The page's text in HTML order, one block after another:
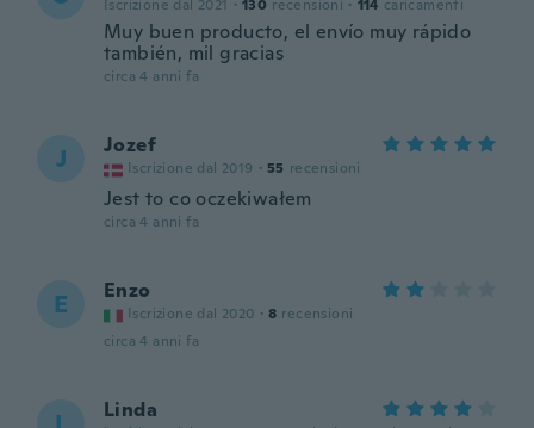
Iscrizione dal 2021 · 130 recensioni · 114 caricamenti
Muy buen producto, el envío muy rápido
también, mil gracias
circa 4 anni fa
J Jozef
Iscrizione dal 2019 · 55 recensioni
Jest to co oczekiwałem
circa 4 anni fa
E Enzo
Iscrizione dal 2020 · 8 recensioni
circa 4 anni fa
Linda